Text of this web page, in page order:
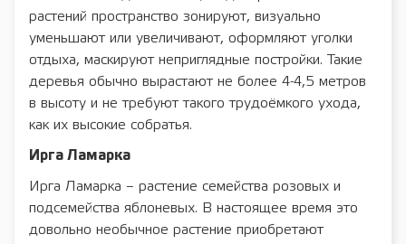
растений пространство зонируют, визуально
уменьшают или увеличивают, оформляют уголки
отдыха, маскируют неприглядные постройки. Такие
деревья обычно вырастают не более 4-4,5 метров
в высоту и не требуют такого трудоёмкого ухода,
как их высокие собратья.
Ирга Ламарка
Ирга Ламарка – растение семейства розовых и
подсемейства яблоневых. В настоящее время это
довольно необычное растение приобретают